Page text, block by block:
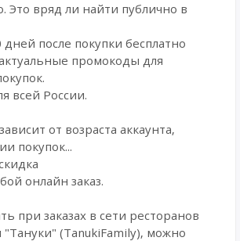
Это вряд ли найти публично в
после покупки бесплатно
промокоды для
всей России.
от возраста аккаунта,
покупок...
онлайн заказ.
при заказах в сети ресторанов
"Тануки" (TanukiFamily), можно